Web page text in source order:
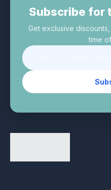
Subscribe for
Get exclusive
time